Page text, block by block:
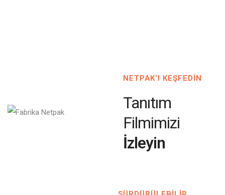
NETPAK’I KEŞFEDİN
Tanıtım
Filmimizi
İzleyin